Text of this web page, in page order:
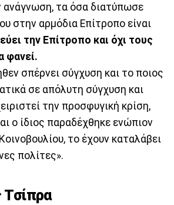
ανάγνωση, τα όσα διατύπωσε
στην αρμόδια Επίτροπο είναι
την Επίτροπο και όχι τους
φανεί.
σπέρνει σύγχυση και το ποιος
σε απόλυτη σύγχυση και
την προσφυγική κρίση,
ο ίδιος παραδέχθηκε ενώπιον
το έχουν καταλάβει
πολίτες».
Τσίπρα